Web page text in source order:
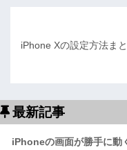
iPhone Xの設定方法ま
最新記事
iPhoneの画面が勝手に動